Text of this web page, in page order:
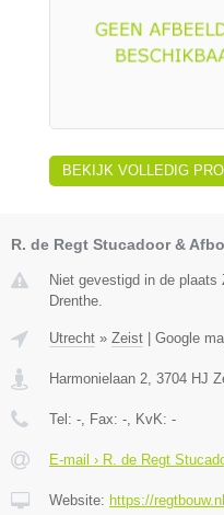
BEKIJK VOLLEDIG
R. de Regt Stucadoor &
Niet gevestigd in de plaats
Drenthe.
Utrecht » Zeist Google
Harmonielaan 2, 3704 HJ
Tel: -, Fax: -, KvK: -
E-mail › R. de Regt
Website: https://regtbouw.nl